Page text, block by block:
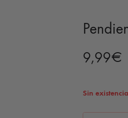
9,99€
Sin